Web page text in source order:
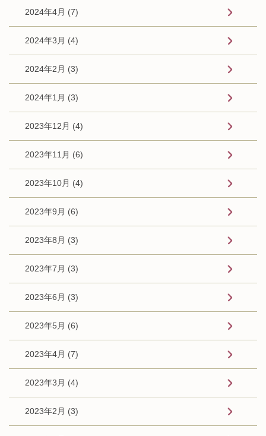
2024年4月 (7)
2024年3月 (4)
2024年2月 (3)
2024年1月 (3)
2023年12月 (4)
2023年11月 (6)
2023年10月 (4)
2023年9月 (6)
2023年8月 (3)
2023年7月 (3)
2023年6月 (3)
2023年5月 (6)
2023年4月 (7)
2023年3月 (4)
2023年2月 (3)